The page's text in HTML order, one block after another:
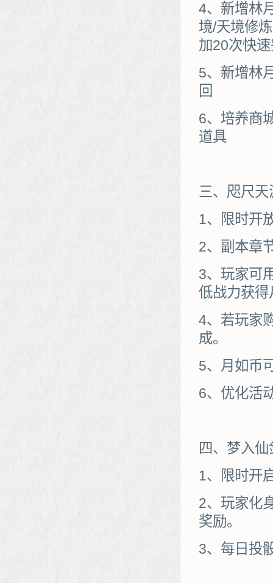
4、新增林
境/天境修
加20次快
5、新增林
回
6、培养商
道具
三、咫尺天
1、限时开
2、副本章
3、玩家可
低战力获得
4、若玩家
成。
5、月如币
6、优化活
四、梦入仙
1、限时开
2、玩家化
奖励。
3、每日投